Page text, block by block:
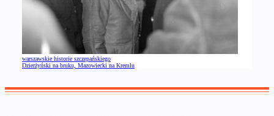
warszawskie historie szczepańskiego
Dzierżyński na bruku, Mazowiecki na Kremlu